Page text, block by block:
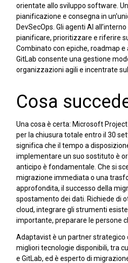
orientate allo sviluppo software.
pianificazione e consegna in
DevSecOps. Gli agenti AI
pianificare, prioritizzare e riferire
Combinato con epiche, roadmap e
GitLab consente una gestione
organizzazioni agili e incentrate
Cosa
Una cosa è certa: Microsoft
per la chiusura totale entro il 30
significa che il tempo a
implementare un suo sostituto è
anticipo è fondamentale. Che si
migrazione immediata o una
approfondita, il successo della
spostamento dei dati. Richiede di
cloud, integrare gli strumenti
importante, preparare le persone
Adaptavist è un partner strategico
migliori tecnologie disponibili, tra
e GitLab, ed è esperto di